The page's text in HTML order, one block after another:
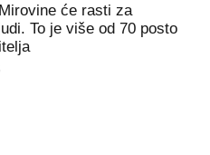
će rasti za
To je više od 70 posto